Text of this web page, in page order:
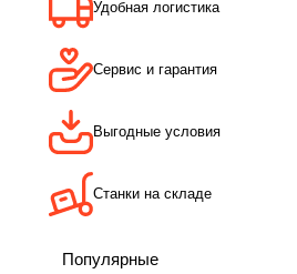
Удобная логистика
Сервис и гарантия
Выгодные условия
Станки на складе
Популярные